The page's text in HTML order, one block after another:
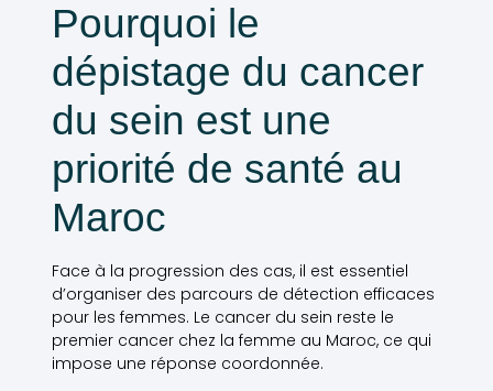
Pourquoi le
dépistage du cancer
du sein est une
priorité de santé au
Maroc
Face à la progression des cas, il est essentiel
d’organiser des parcours de détection efficaces
pour les femmes. Le cancer du sein reste le
premier cancer chez la femme au Maroc, ce qui
impose une réponse coordonnée.